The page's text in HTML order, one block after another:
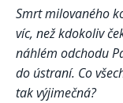
Smrt milovaného
víc, než kdokoliv
náhlém odchodu
do ústraní. Co
tak výjimečná?